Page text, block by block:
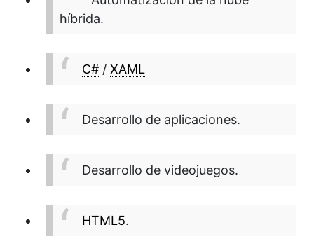
híbrida.
C# / XAML
Desarrollo de aplicaciones.
Desarrollo de videojuegos.
HTML5.